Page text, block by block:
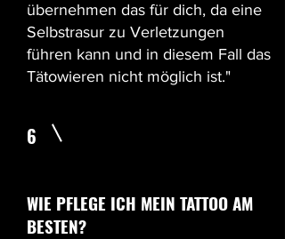
übernehmen das für dich, da eine
Selbstrasur zu Verletzungen
führen kann und in diesem Fall das
Tätowieren nicht möglich ist."
6
WIE PFLEGE ICH MEIN TATTOO AM
BESTEN?